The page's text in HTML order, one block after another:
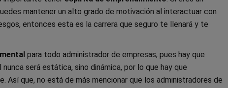
mantener un alto grado de motivación al interactuar con
entonces esta es la carrera que seguro te llenará y te
para todo administrador de empresas, pues hay que
será estática, sino dinámica, por lo que hay que
Así que, no está de más mencionar que los administradores de